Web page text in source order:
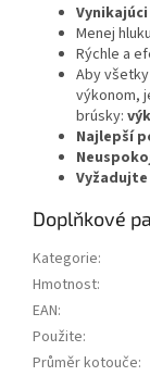
Menej
Rýchle a
Aby
výkonom,
brúsky:
Najlepší
Vyžadujte
Doplňkové
Kategorie:
Hmotnost:
EAN:
Použite:
Průměr kotouče: